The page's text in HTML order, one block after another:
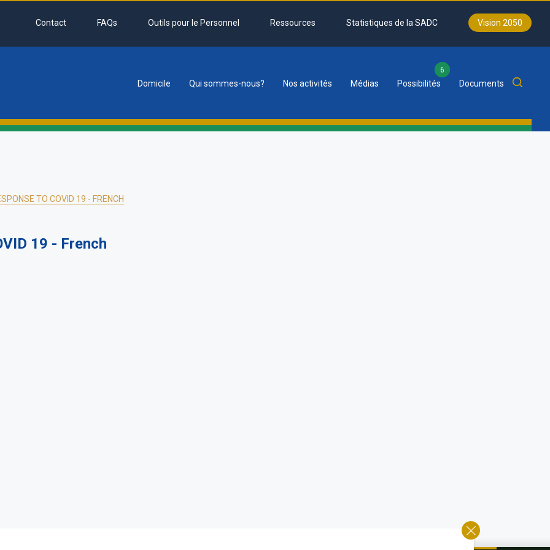
Contact FAQs Outils pour le Personnel Ressources Statistiques de la SADC Vision 2050
Domicile Qui sommes-nous? Nos activités Médias Possibilités
6
Documents
TO COVID 19 - FRENCH
19 - French